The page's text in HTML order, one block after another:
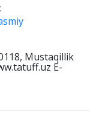
Mustaqillik
E-